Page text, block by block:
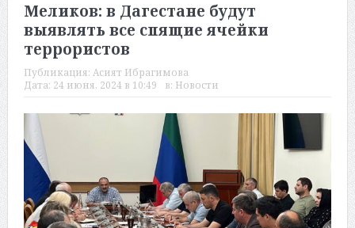
Меликов: в Дагестане будут
выявлять все спящие ячейки
террористов
Публикация: Асият Ибрагимова
Дата: 24 июня, 2024 в 10:49 в: Новости